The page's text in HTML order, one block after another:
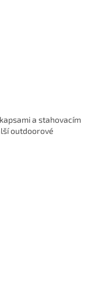
a stahovacím
outdoorové